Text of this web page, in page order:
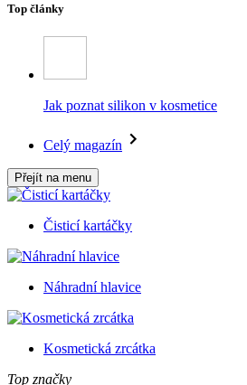
Top články
Jak poznat silikon v kosmetice
Celý magazín
Přejít na menu
Čisticí kartáčky
Náhradní hlavice
Kosmetická zrcátka
Top značky